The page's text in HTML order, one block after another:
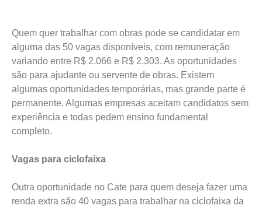
Quem quer trabalhar com obras pode se candidatar em
alguma das 50 vagas disponíveis, com remuneração
variando entre R$ 2.066 e R$ 2.303. As oportunidades
são para ajudante ou servente de obras. Existem
algumas oportunidades temporárias, mas grande parte é
permanente. Algumas empresas aceitam candidatos sem
experiência e todas pedem ensino fundamental
completo.
Vagas para ciclofaixa
Outra oportunidade no Cate para quem deseja fazer uma
renda extra são 40 vagas para trabalhar na ciclofaixa da